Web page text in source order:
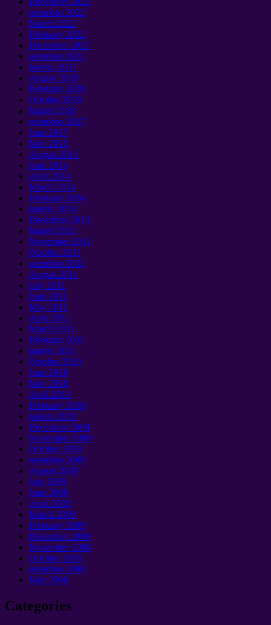
setembro 2022
March 2022
February 2022
December2021
setembro 2021
janeiro 2021
August 2020
February 2020
October2019
March 2018
setembro 2017
June 2017
May 2015
August 2014
June 2014
April 2014
March 2014
February 2014
janeiro 2014
December2012
March 2012
November2011
October2011
setembro 2011
August 2011
July 2011
June 2011
May 2011
April 2011
March 2011
February 2011
janeiro 2011
October2010
June 2010
May 2010
April 2010
February 2010
janeiro 2010
December2009
November2009
October2009
setembro 2009
August 2009
July 2009
June 2009
April 2009
March 2009
February 2009
December2008
November2008
October2008
setembro 2008
May 2008
Categories